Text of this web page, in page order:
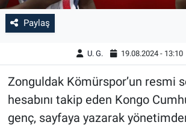
Paylaş
U. G. 19.08.2024 - 13:10
Zonguldak Kömürspor’un resmi
hesabını takip eden Kongo
genç, sayfaya yazarak